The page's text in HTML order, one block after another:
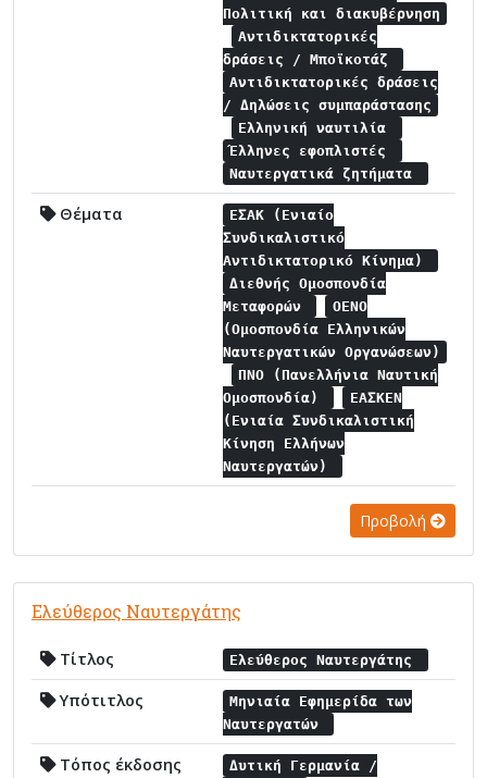
Πολιτική και διακυβέρνηση
Αντιδικτατορικές
δράσεις / Μποϊκοτάζ
Αντιδικτατορικές δράσεις
/ Δηλώσεις συμπαράστασης
Ελληνική ναυτιλία
Έλληνες εφοπλιστές
Ναυτεργατικά ζητήματα
Θέματα
ΕΣΑΚ (Ενιαίο
Συνδικαλιστικό
Αντιδικτατορικό Κίνημα)
Διεθνής Ομοσπονδία
Μεταφορών
ΟΕΝΟ
(Ομοσπονδία Ελληνικών
Ναυτεργατικών Οργανώσεων)
ΠΝΟ (Πανελλήνια Ναυτική
Ομοσπονδία)
ΕΑΣΚΕΝ
(Ενιαία Συνδικαλιστική
Κίνηση Ελλήνων
Ναυτεργατών)
Προβολή
Ελεύθερος Ναυτεργάτης
Τίτλος Ελεύθερος Ναυτεργάτης
Υπότιτλος
Μηνιαία Εφημερίδα των
Ναυτεργατών
Τόπος έκδοσης
Δυτική Γερμανία /